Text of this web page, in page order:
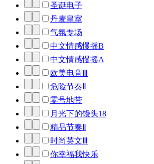
圣诞电子
丹麦皇室
气氛专场
中文情感慢摇B
中文情感慢摇A
欧美电音Ⅲ
危险节奏Ⅱ
零号地带
月光下的馒头18
精品节奏Ⅱ
时尚英文Ⅲ
你幸福我快乐